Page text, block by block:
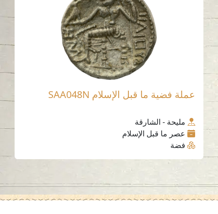
عملة فضية ما قبل الإسلام SAA048N
مليحة - الشارقة
عصر ما قبل الإسلام
فضة